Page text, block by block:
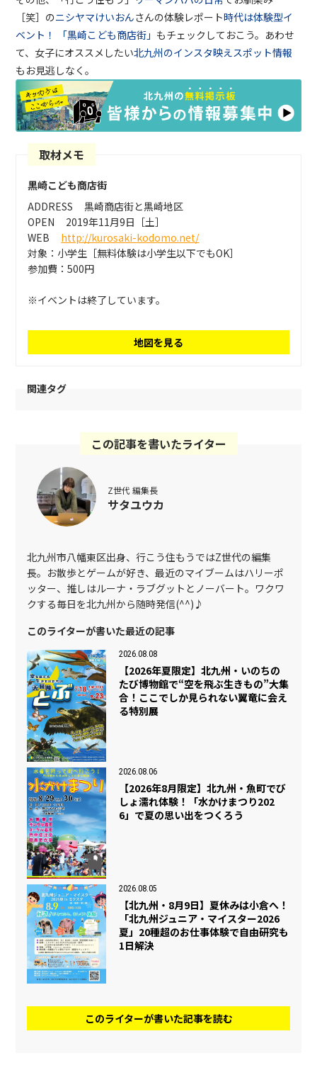
［笑］のニシヤマけいおんさんの体験レポート時代は体験型イ
ベント！ 「黒崎こども商店街」 もチェックしておこう。あわせ
て、女子にオススメしたい北九州のインスタ映えスポット情報
もお見逃しなく。
取材メモ
黒崎こども商店街
ADDRESS
黒崎商店街と黒崎地区
OPEN
2019年11月9日［土］
WEB
http://kurosaki-kodomo.net/
対象：小学生［無料体験は小学生以下でもOK］
参加費：500円
※イベントは終了しています。
地図を見る
関連タグ
この記事を書いたライター
Z世代 編集長
サタユウカ
北九州市八幡東区出身、行こう住もうではZ世代の編集
長。お散歩とゲームが好き、最近のマイブームはハリーポ
ッター、推しはルーナ・ラブグットとノーバート。ワクワ
クする毎日を北九州から随時発信(^^)♪
このライターが書いた最近の記事
2026.08.08
【2026年夏限定】北九州・いのちの
たび博物館で“空を飛ぶ生きもの”大集
合！ここでしか見られない翼竜に会え
る特別展
2026.08.06
【2026年8月限定】北九州・魚町でび
しょ濡れ体験！「水かけまつり202
6」で夏の思い出をつくろう
2026.08.05
【北九州・8月9日】夏休みは小倉へ！
「北九州ジュニア・マイスター2026
夏」20種超のお仕事体験で自由研究も
1日解決
このライターが書いた記事を読む